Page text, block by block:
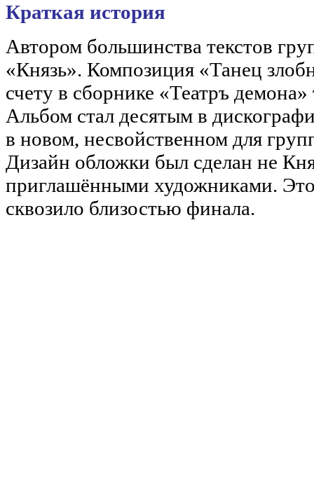
Краткая история
Автором большинства текстов
«Князь». Композиция «Танец
счету в сборнике «Театръ
Альбом стал десятым в
в новом, несвойственном для
Дизайн обложки был сделан не
приглашёнными художниками.
сквозило близостью финала.